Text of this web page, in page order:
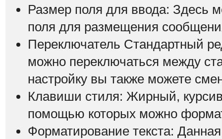
Размер поля для ввода: Здесь
поля для размещения
Переключатель Стандартный
можно переключаться между
настройку вы также можете
Клавиши стиля: Жирный, курсив
помощью которых можно
Форматирование текста: